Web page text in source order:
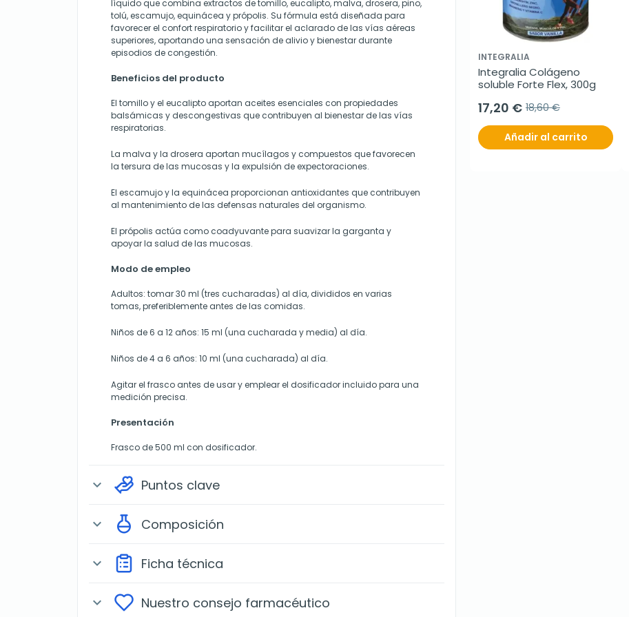
líquido que combina extractos de tomillo, eucalipto, malva, drosera, pino,
tolú, escamujo, equinácea y própolis. Su fórmula está diseñada para
favorecer el confort respiratorio y facilitar el aclarado de las vías aéreas
superiores, aportando una sensación de alivio y bienestar durante
episodios de congestión.
Beneficios del producto
El tomillo y el eucalipto aportan aceites esenciales con propiedades
balsámicas y descongestivas que contribuyen al bienestar de las vías
respiratorias.
La malva y la drosera aportan mucílagos y compuestos que favorecen
la tersura de las mucosas y la expulsión de expectoraciones.
El escamujo y la equinácea proporcionan antioxidantes que contribuyen
al mantenimiento de las defensas naturales del organismo.
El própolis actúa como coadyuvante para suavizar la garganta y
apoyar la salud de las mucosas.
Modo de empleo
Adultos: tomar 30 ml (tres cucharadas) al día, divididos en varias
tomas, preferiblemente antes de las comidas.
Niños de 6 a 12 años: 15 ml (una cucharada y media) al día.
Niños de 4 a 6 años: 10 ml (una cucharada) al día.
Agitar el frasco antes de usar y emplear el dosificador incluido para una
medición precisa.
Presentación
Frasco de 500 ml con dosificador.
expand_more Puntos clave
expand_more Composición
expand_more Ficha técnica
expand_more Nuestro consejo farmacéutico
INTEGRALIA
Integralia Colágeno
soluble Forte Flex, 300g
17,20 € 18,60 €
Añadir al carrito